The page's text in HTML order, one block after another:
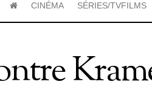
CINÉMA SÉRIES/TVFILMS